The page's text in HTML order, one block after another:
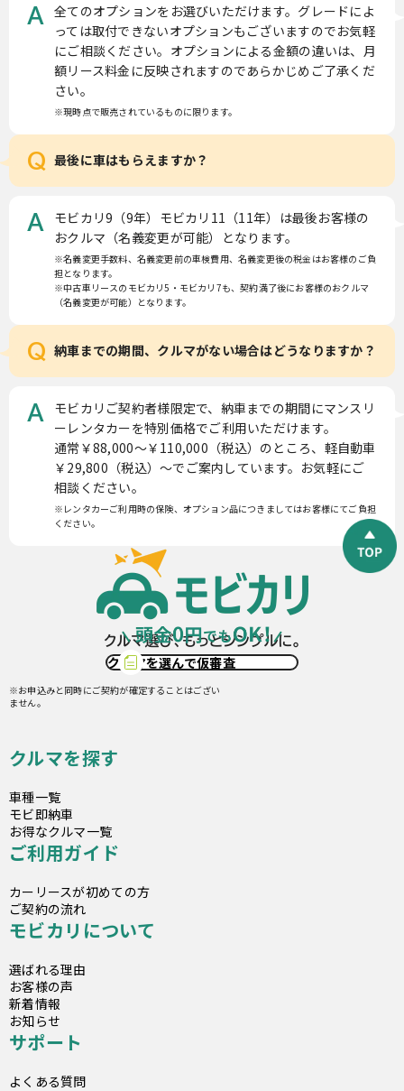
A
全てのオプションをお選びいただけます。グレードによ
っては取付できないオプションもございますのでお気軽
にご相談ください。オプションによる金額の違いは、月
額リース料金に反映されますのであらかじめご了承くだ
さい。
※現時点で販売されているものに限ります。
Q 最後に車はもらえますか？
A
モビカリ9（9年）モビカリ11（11年）は最後お客様の
おクルマ（名義変更が可能）となります。
※名義変更手数料、名義変更前の車検費用、名義変更後の税金はお客様のご負
担となります。
※中古車リースのモビカリ5・モビカリ7も、契約満了後にお客様のおクルマ
（名義変更が可能）となります。
Q 納車までの期間、クルマがない場合はどうなりますか？
A
モビカリご契約者様限定で、納車までの期間にマンスリ
ーレンタカーを特別価格でご利用いただけます。
通常￥88,000〜￥110,000（税込）のところ、軽自動車
￥29,800（税込）〜でご案内しています。お気軽にご
相談ください。
※レンタカーご利用時の保険、オプション品につきましてはお客様にてご負担
ください。
クルマを選んで仮審査
※お申込みと同時にご契約が確定することはござい
ません。
クルマを探す
車種一覧
モビ即納車
お得なクルマ一覧
ご利用ガイド
カーリースが初めての方
ご契約の流れ
モビカリについて
選ばれる理由
お客様の声
新着情報
お知らせ
サポート
よくある質問